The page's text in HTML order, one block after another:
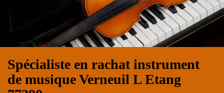
Spécialiste en rachat instrument
de musique Verneuil L Etang